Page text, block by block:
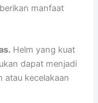
manfaat
Helm yang kuat
dapat menjadi
atau kecelakaan